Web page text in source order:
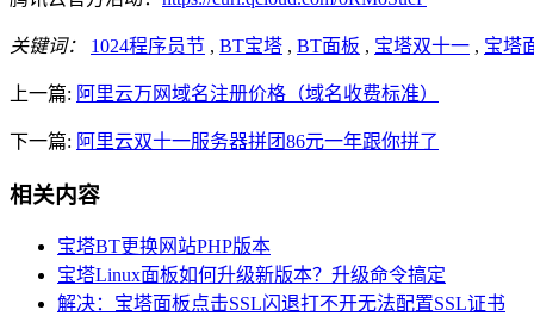
关键词： 1024程序员节 , BT宝塔 , BT面板 , 宝塔双十一 , 宝塔
上一篇: 阿里云万网域名注册价格（域名收费标准）
下一篇: 阿里云双十一服务器拼团86元一年跟你拼了
相关内容
宝塔BT更换网站PHP版本
宝塔Linux面板如何升级新版本？升级命令搞定
解决：宝塔面板点击SSL闪退打不开无法配置SSL证书